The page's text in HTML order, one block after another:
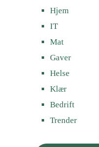
Hjem
IT
Mat
Gaver
Helse
Klær
Bedrift
Trender